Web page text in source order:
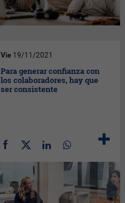
Vie 19/11/2021
Para generar confianza con
los colaboradores, hay que
ser consistente